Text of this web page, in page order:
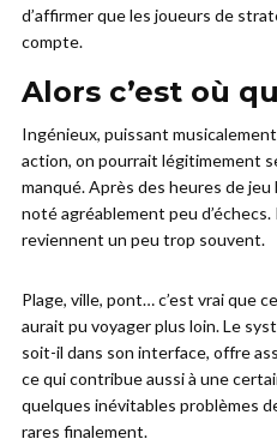
d’affirmer que les joueurs de
compte.
Alors c’est où
Ingénieux, puissant
action, on pourrait légitimement
manqué. Après des heures de
noté agréablement peu
reviennent un peu trop souvent.
Plage, ville, pont… c’est vrai que
aurait pu voyager plus loin. Le
soit-il dans son interface, offre
ce qui contribue aussi à une
quelques inévitables problèmes
rares finalement.